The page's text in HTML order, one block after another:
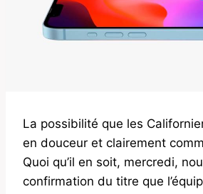
La possibilité que les
en douceur et clairement
Quoi qu’il en soit, mercredi,
confirmation du titre que